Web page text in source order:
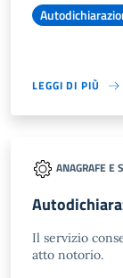
LEGGI DI PIÙ
ANAGRAFE E
Il servizio
atto notorio.